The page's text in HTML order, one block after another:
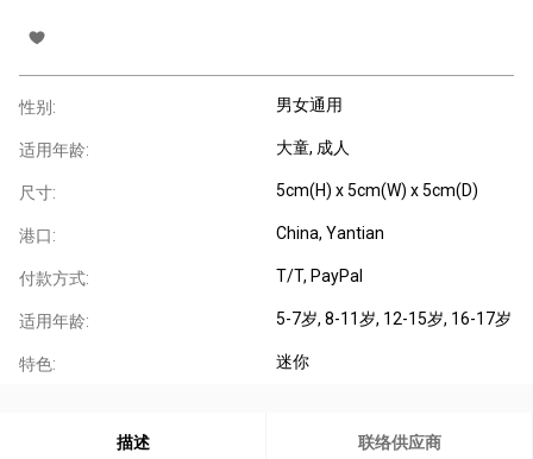
性别: 男女通用
适用年龄: 大童, 成人
尺寸: 5cm(H) x 5cm(W) x 5cm(D)
港口: China, Yantian
付款方式: T/T, PayPal
适用年龄: 5-7岁, 8-11岁, 12-15岁, 16-17岁
特色: 迷你
描述 联络供应商